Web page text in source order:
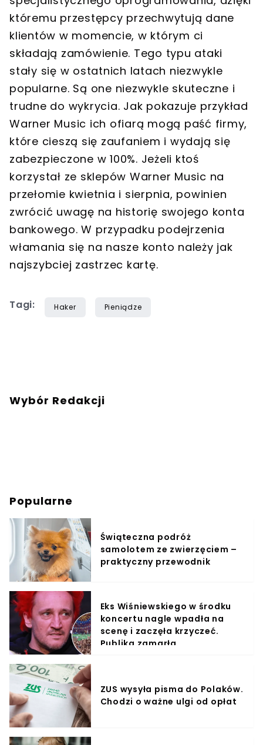
któremu przestępcy przechwytują dane
klientów w momencie, w którym ci
składają zamówienie. Tego typu ataki
stały się w ostatnich latach niezwykle
popularne. Są one niezwykle skuteczne i
trudne do wykrycia. Jak pokazuje przykład
Warner Music ich ofiarą mogą paść firmy,
które cieszą się zaufaniem i wydają się
zabezpieczone w 100%. Jeżeli ktoś
korzystał ze sklepów Warner Music na
przełomie kwietnia i sierpnia, powinien
zwrócić uwagę na historię swojego konta
bankowego. W przypadku podejrzenia
włamania się na nasze konto należy jak
najszybciej zastrzec kartę.
Tagi: Haker Pieniądze
Wybór Redakcji
Popularne
Świąteczna podróż
samolotem ze zwierzęciem –
praktyczny przewodnik
Eks Wiśniewskiego w środku
koncertu nagle wpadła na
scenę i zaczęła krzyczeć.
Publika zamarła
ZUS wysyła pisma do Polaków.
Chodzi o ważne ulgi od opłat